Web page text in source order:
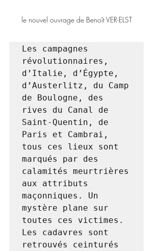
le nouvel ouvrage de Benoît VER-ELST
Les campagnes
révolutionnaires,
d’Italie, d’Égypte,
d’Austerlitz, du Camp
de Boulogne, des
rives du Canal de
Saint-Quentin, de
Paris et Cambrai,
tous ces lieux sont
marqués par des
calamités meurtrières
aux attributs
maçonniques. Un
mystère plane sur
toutes ces victimes.
Les cadavres sont
retrouvés ceinturés